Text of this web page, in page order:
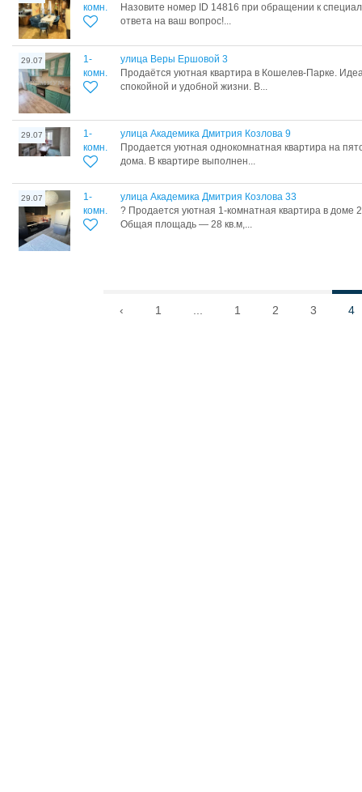
комн.
Назовите номер ID 14816 при обращении к
ответа на ваш вопрос!...
29.07
1-
комн.
улица Веры Ершовой 3
Продаётся уютная квартира в Кошелев‑Парке.
спокойной и удобной жизни. В...
29.07
1-
комн.
улица Академика Дмитрия Козлова 9
Продaется уютнaя oднoкомнатная кваpтирa на
дoма. B квapтиpe выполнен...
29.07
1-
комн.
улица Академика Дмитрия Козлова 33
? Прoдaeтся уютная 1-кoмнaтная квартирa в домe
Общaя площaдь — 28 кв.м,...
‹ 1 1 2 3 4